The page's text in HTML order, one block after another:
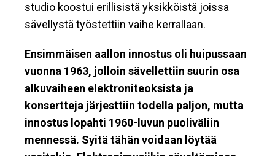
studio koostui erillisistä yksikköistä joissa
sävellystä työstettiin vaihe kerrallaan.
Ensimmäisen aallon innostus oli huipussaan
vuonna 1963, jolloin sävellettiin suurin osa
alkuvaiheen elektroniteoksista ja
konsertteja järjesttiin todella paljon, mutta
innostus lopahti 1960-luvun puoliväliin
mennessä. Syitä tähän voidaan löytää